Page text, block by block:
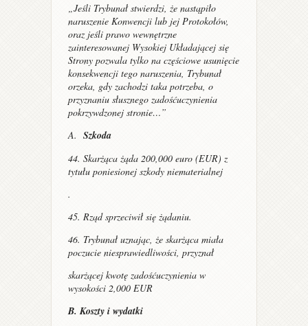
„Jeśli Trybunał stwierdzi, że nastąpiło
naruszenie Konwencji lub jej Protokołów,
oraz jeśli prawo wewnętrzne
zainteresowanej Wysokiej Układającej się
Strony pozwala tylko na częściowe usunięcie
konsekwencji tego naruszenia, Trybunał
orzeka, gdy zachodzi taka potrzeba, o
przyznaniu słusznego zadośćuczynienia
pokrzywdzonej stronie…”
A. Szkoda
44. Skarżąca żąda 200,000 euro (EUR) z
tytułu poniesionej szkody niematerialnej
.
45. Rząd sprzeciwił się żądaniu.
46. Trybunał uznając, że skarżąca miała
poczucie niesprawiedliwości, przyznał
skarżącej kwotę zadośćuczynienia w
wysokości 2,000 EUR
B. Koszty i wydatki